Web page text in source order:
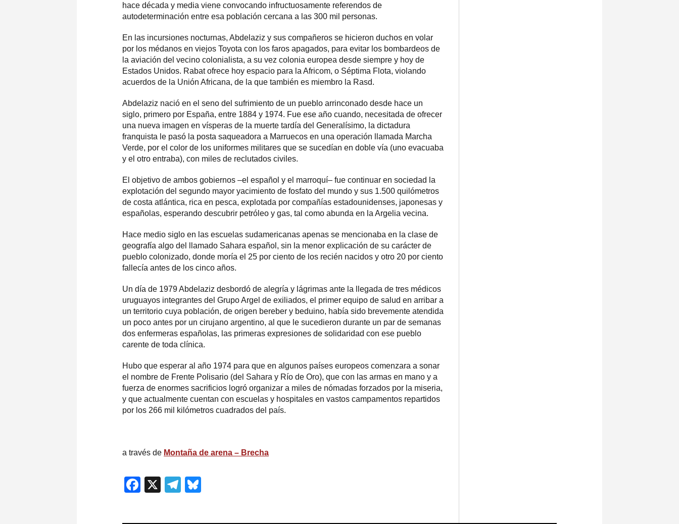
hace década y media viene convocando infructuosamente referendos de
autodeterminación entre esa población cercana a las 300 mil personas.
En las incursiones nocturnas, Abdelaziz y sus compañeros se hicieron duchos en volar
por los médanos en viejos Toyota con los faros apagados, para evitar los bombardeos de
la aviación del vecino colonialista, a su vez colonia europea desde siempre y hoy de
Estados Unidos. Rabat ofrece hoy espacio para la Africom, o Séptima Flota, violando
acuerdos de la Unión Africana, de la que también es miembro la Rasd.
Abdelaziz nació en el seno del sufrimiento de un pueblo arrinconado desde hace un
siglo, primero por España, entre 1884 y 1974. Fue ese año cuando, necesitada de ofrecer
una nueva imagen en vísperas de la muerte tardía del Generalísimo, la dictadura
franquista le pasó la posta saqueadora a Marruecos en una operación llamada Marcha
Verde, por el color de los uniformes militares que se sucedían en doble vía (uno evacuaba
y el otro entraba), con miles de reclutados civiles.
El objetivo de ambos gobiernos –el español y el marroquí– fue continuar en sociedad la
explotación del segundo mayor yacimiento de fosfato del mundo y sus 1.500 quilómetros
de costa atlántica, rica en pesca, explotada por compañías estadounidenses, japonesas y
españolas, esperando descubrir petróleo y gas, tal como abunda en la Argelia vecina.
Hace medio siglo en las escuelas sudamericanas apenas se mencionaba en la clase de
geografía algo del llamado Sahara español, sin la menor explicación de su carácter de
pueblo colonizado, donde moría el 25 por ciento de los recién nacidos y otro 20 por ciento
fallecía antes de los cinco años.
Un día de 1979 Abdelaziz desbordó de alegría y lágrimas ante la llegada de tres médicos
uruguayos integrantes del Grupo Argel de exiliados, el primer equipo de salud en arribar a
un territorio cuya población, de origen bereber y beduino, había sido brevemente atendida
un poco antes por un cirujano argentino, al que le sucedieron durante un par de semanas
dos enfermeras españolas, las primeras expresiones de solidaridad con ese pueblo
carente de toda clínica.
Hubo que esperar al año 1974 para que en algunos países europeos comenzara a sonar
el nombre de Frente Polisario (del Sahara y Río de Oro), que con las armas en mano y a
fuerza de enormes sacrificios logró organizar a miles de nómadas forzados por la miseria,
y que actualmente cuentan con escuelas y hospitales en vastos campamentos repartidos
por los 266 mil kilómetros cuadrados del país.
a través de Montaña de arena – Brecha
Facebook
X Telegram